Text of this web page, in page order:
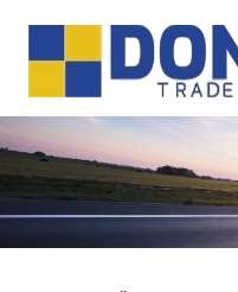
conținut